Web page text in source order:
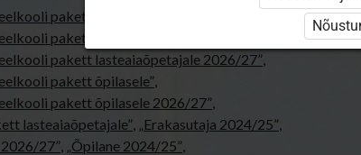
pakett erakasutajale”
pakett erakasutajale 2026/27”
pakett lasteaiaõpetajale 2026/27”,
pakett õpilasele”,
pakett õpilasele 2026/27”,
lasteaiaõpetajale”, „Erakasutaja 2024/25”,
2026/27”, „Õpilane 2024/25”,